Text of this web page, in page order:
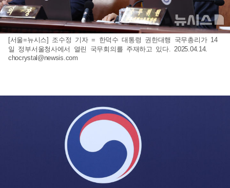
[서울=뉴시스] 조수정 기자 = 한덕수 대통령 권한대행 국무총리가 14
일 정부서울청사에서 열린 국무회의를 주재하고 있다. 2025.04.14.
chocrystal@newsis.com